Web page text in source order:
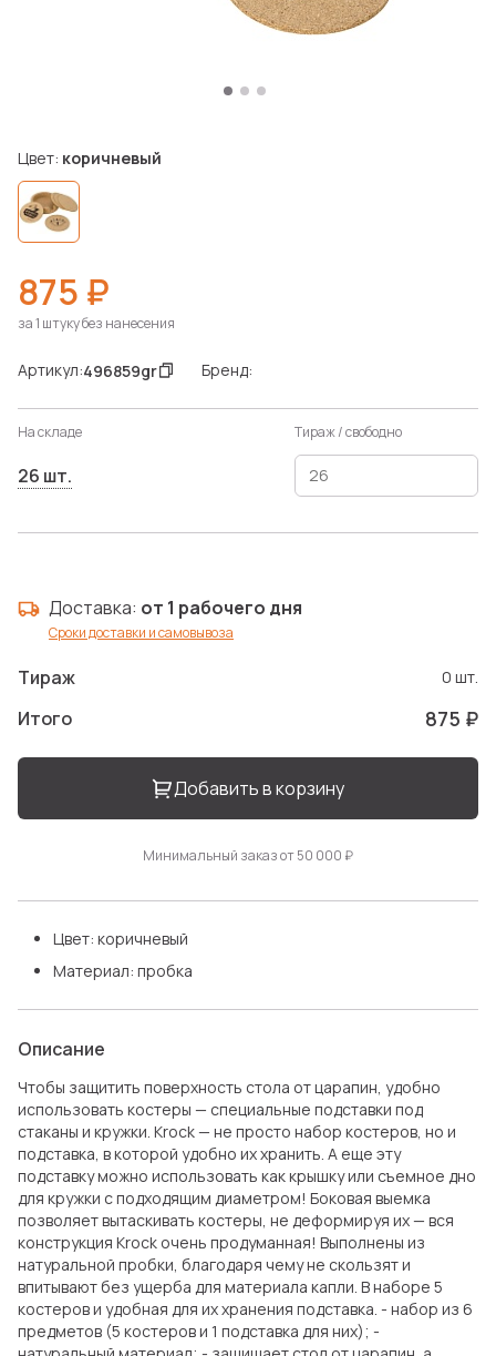
Цвет: коричневый
875 ₽
за 1 штуку без нанесения
Артикул:496859gr Бренд:
На складе Тираж / свободно
26 шт.
Доставка: от 1 рабочего дня
Сроки доставки и самовывоза
Тираж 0 шт.
Итого 875 ₽
Добавить в корзину
Минимальный заказ от 50 000 ₽
Цвет: коричневый
Материал: пробка
Описание
Чтобы защитить поверхность стола от царапин, удобно
использовать костеры — специальные подставки под
стаканы и кружки. Krock — не просто набор костеров, но и
подставка, в которой удобно их хранить. А еще эту
подставку можно использовать как крышку или съемное дно
для кружки с подходящим диаметром! Боковая выемка
позволяет вытаскивать костеры, не деформируя их — вся
конструкция Krock очень продуманная! Выполнены из
натуральной пробки, благодаря чему не скользят и
впитывают без ущерба для материала капли. В наборе 5
костеров и удобная для их хранения подставка. - набор из 6
предметов (5 костеров и 1 подставка для них); -